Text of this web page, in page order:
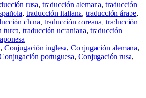
rusa, traducción alemana, traducción
, traducción italiana, traducción árabe,
china, traducción coreana, traducción
turca, traducción ucraniana, traducción
, Conjugación inglesa, Conjugación alemana,
Conjugación portuguesa, Conjugación rusa,
.